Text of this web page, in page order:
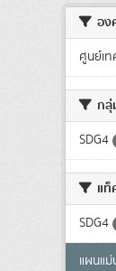
อง
ศูนย์เท
กลุ่
SDG4
แท็
SDG4
แผนแ